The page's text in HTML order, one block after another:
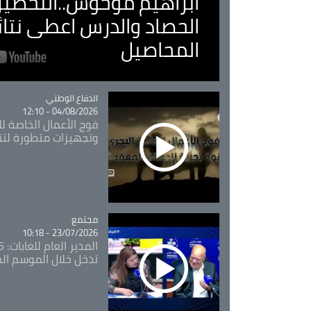
الحصاد والدرس اعطى
المحاصيل
Catégorie
الدفاع الوطني
04/08/2026 - 12:10
فوج الأعمال الخاصة
وتجهيزات متطورة
Catégorie
مجتمع
23/07/2026 - 10:18
تدخل خلال الموسم